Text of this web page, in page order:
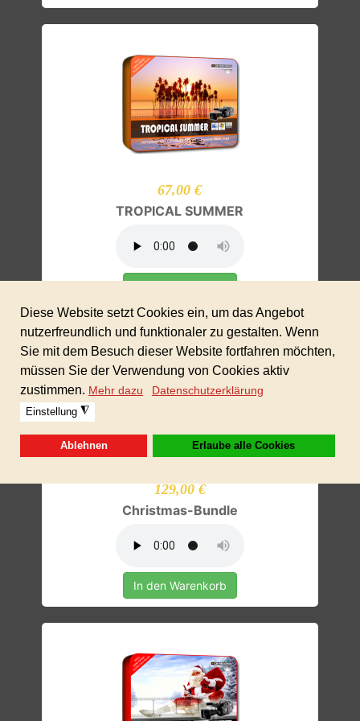
67,00 €
TROPICAL SUMMER
129,00 €
Christmas-Bundle
In den Warenkorb